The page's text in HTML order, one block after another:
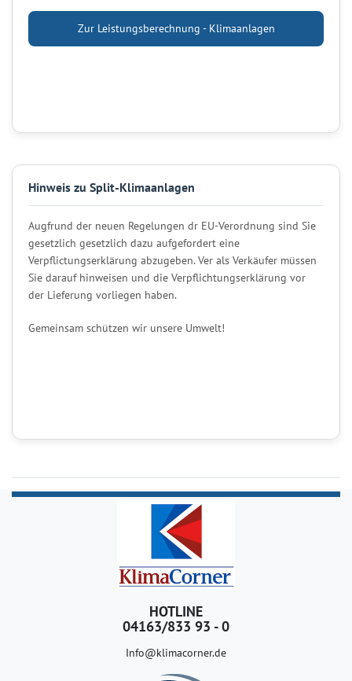
Zur Leistungsberechnung - Klimaanlagen
Hinweis zu Split-Klimaanlagen
Augfrund der neuen Regelungen dr EU-Verordnung sind Sie
gesetzlich gesetzlich dazu aufgefordert eine
Verpflictungserklärung abzugeben. Ver als Verkäufer müssen
Sie darauf hinweisen und die Verpflichtungserklärung vor
der Lieferung vorliegen haben.
Gemeinsam schützen wir unsere Umwelt!
HOTLINE
04163/833 93 - 0
Info@klimacorner.de